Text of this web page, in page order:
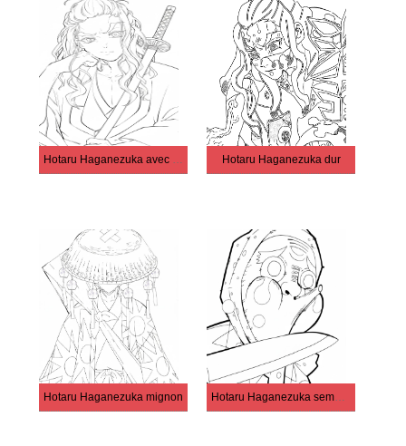
Hotaru Haganezuka avec une épée Hotaru Haganezuka dur
Hotaru Haganezuka mignon Hotaru Haganezuka semblait en colère